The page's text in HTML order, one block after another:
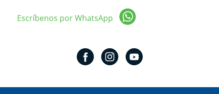
Escríbenos por WhatsApp